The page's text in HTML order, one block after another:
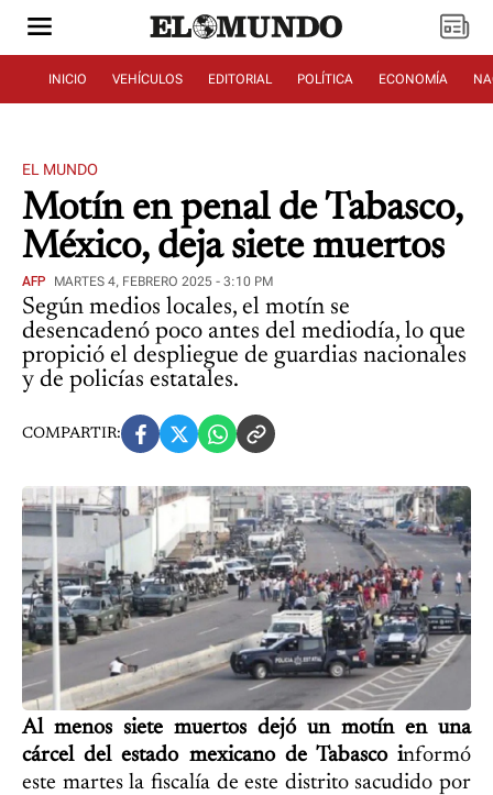
INICIO VEHÍCULOS EDITORIAL POLÍTICA ECONOMÍA
EL MUNDO
Motín en penal de Tabasco,
México, deja siete muertos
AFP MARTES 4, FEBRERO 2025 - 3:10 PM
Según medios locales, el motín se
desencadenó poco antes del mediodía, lo que
propició el despliegue de guardias nacionales
y de policías estatales.
COMPARTIR:
Al menos siete muertos dejó un motín en una
cárcel del estado mexicano de Tabasco informó
este martes la fiscalía de este distrito sacudido por